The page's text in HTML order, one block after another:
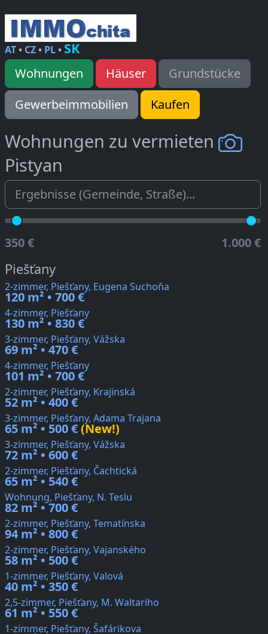
AT• CZ• PL• SK
Wohnungen Häuser
Grundstücke
Gewerbeimmobilien
Kaufen
Wohnungen zu vermieten
Pistyan
350 € 1.000 €
Piešťany
2-zimmer, Piešťany, Eugena Suchoňa
120 m² • 700 €
4-zimmer, Piešťany
130 m² • 830 €
3-zimmer, Piešťany, Vážska
69 m² • 470 €
4-zimmer, Piešťany
101 m² • 700 €
2-zimmer, Piešťany, Krajinská
52 m² • 400 €
3-zimmer, Piešťany, Adama Trajana
65 m² • 500 €(New!)
3-zimmer, Piešťany, Vážska
72 m² • 600 €
2-zimmer, Piešťany, Čachtická
65 m² • 540 €
Wohnung, Piešťany, N. Teslu
82 m² • 700 €
2-zimmer, Piešťany, Tematínska
94 m² • 800 €
2-zimmer, Piešťany, Vajanského
58 m² • 500 €
1-zimmer, Piešťany, Valová
40 m² • 350 €
2,5-zimmer, Piešťany, M. Waltariho
61 m² • 550 €
1-zimmer, Piešťany, Šafárikova